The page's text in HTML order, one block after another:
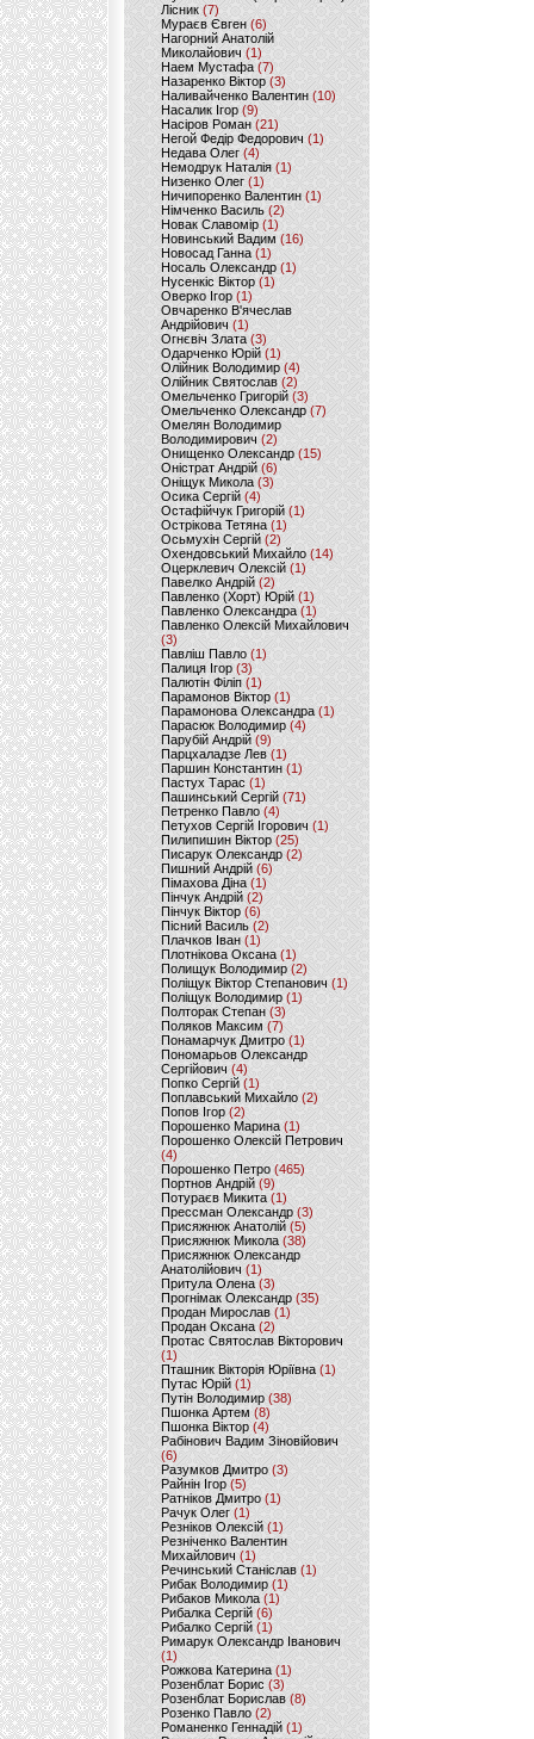
Лісник (7)
Мураєв Євген(6)
Нагорний Анатолій
Миколайович (1)
Наем Мустафа (7)
Назаренко Віктор (3)
Наливайченко Валентин (10)
Насалик Ігор(9)
Насіров Роман (21)
Негой Федір Федорович(1)
Недава Олег(4)
Немодрук Наталія(1)
Низенко Олег (1)
Ничипоренко Валентин (1)
Німченко Василь (2)
Новак Славомір (1)
Новинський Вадим (16)
Новосад Ганна (1)
Носаль Олександр (1)
Нусенкіс Віктор (1)
Оверко Ігор (1)
Овчаренко В'ячеслав
Андрійович(1)
Огнєвіч Злата (3)
Одарченко Юрій(1)
Олійник Володимир (4)
Олійник Святослав (2)
Омельченко Григорій (3)
Омельченко Олександр(7)
Омелян Володимир
Володимирович (2)
Онищенко Олександр (15)
Оністрат Андрій (6)
Оніщук Микола (3)
Осика Сергій(4)
Остафійчук Григорій(1)
Острікова Тетяна (1)
Осьмухін Сергій (2)
Охендовський Михайло (14)
Оцерклевич Олексій (1)
Павелко Андрій (2)
Павленко (Хорт) Юрій (1)
Павленко Олександра (1)
Павленко Олексій Михайлович
(3)
Павліш Павло(1)
Палиця Ігор (3)
Палютін Філіп(1)
Парамонов Віктор (1)
Парамонова Олександра(1)
Парасюк Володимир(4)
Парубій Андрій (9)
Парцхаладзе Лев (1)
Паршин Константин(1)
Пастух Тарас (1)
Пашинський Сергій (71)
Петренко Павло (4)
Петухов Сергій Ігорович (1)
Пилипишин Віктор(25)
Писарук Олександр(2)
Пишний Андрій (6)
Пімахова Діна(1)
Пінчук Андрій(2)
Пінчук Віктор (6)
Пісний Василь (2)
Плачков Іван(1)
Плотнікова Оксана (1)
Полищук Володимир(2)
Поліщук Віктор Степанович(1)
Поліщук Володимир (1)
Полторак Степан(3)
Поляков Максим (7)
Понамарчук Дмитро (1)
Пономарьов Олександр
Сергійович(4)
Попко Сергій (1)
Поплавський Михайло (2)
Попов Ігор(2)
Порошенко Марина (1)
Порошенко Олексій Петрович
(4)
Порошенко Петро (465)
Портнов Андрій (9)
Потураєв Микита(1)
Прессман Олександр(3)
Присяжнюк Анатолій (5)
Присяжнюк Микола (38)
Присяжнюк Олександр
Анатолійович (1)
Притула Олена (3)
Прогнімак Олександр(35)
Продан Мирослав(1)
Продан Оксана (2)
Протас Святослав Вікторович
(1)
Пташник Вікторія Юріївна (1)
Путас Юрій (1)
Путін Володимир(38)
Пшонка Артем (8)
Пшонка Віктор(4)
Рабінович Вадим Зіновійович
(6)
Разумков Дмитро (3)
Райнін Ігор(5)
Ратніков Дмитро (1)
Рачук Олег (1)
Резніков Олексій(1)
Резніченко Валентин
Михайлович (1)
Речинський Станіслав (1)
Рибак Володимир(1)
Рибаков Микола(1)
Рибалка Сергій (6)
Рибалко Сергій (1)
Римарук Олександр Іванович
(1)
Рожкова Катерина(1)
Розенблат Борис (3)
Розенблат Борислав (8)
Розенко Павло (2)
Романенко Геннадій (1)